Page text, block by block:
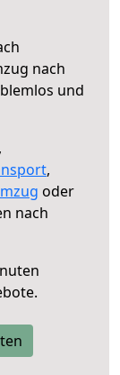
nach
und
,
,
oder
nach